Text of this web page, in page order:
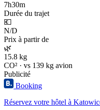
7h30m
Durée du trajet
💶
N/D
Prix à partir de
🌿
15.8 kg
CO² · vs 139 kg avion
Publicité
Booking
Réservez votre hôtel à